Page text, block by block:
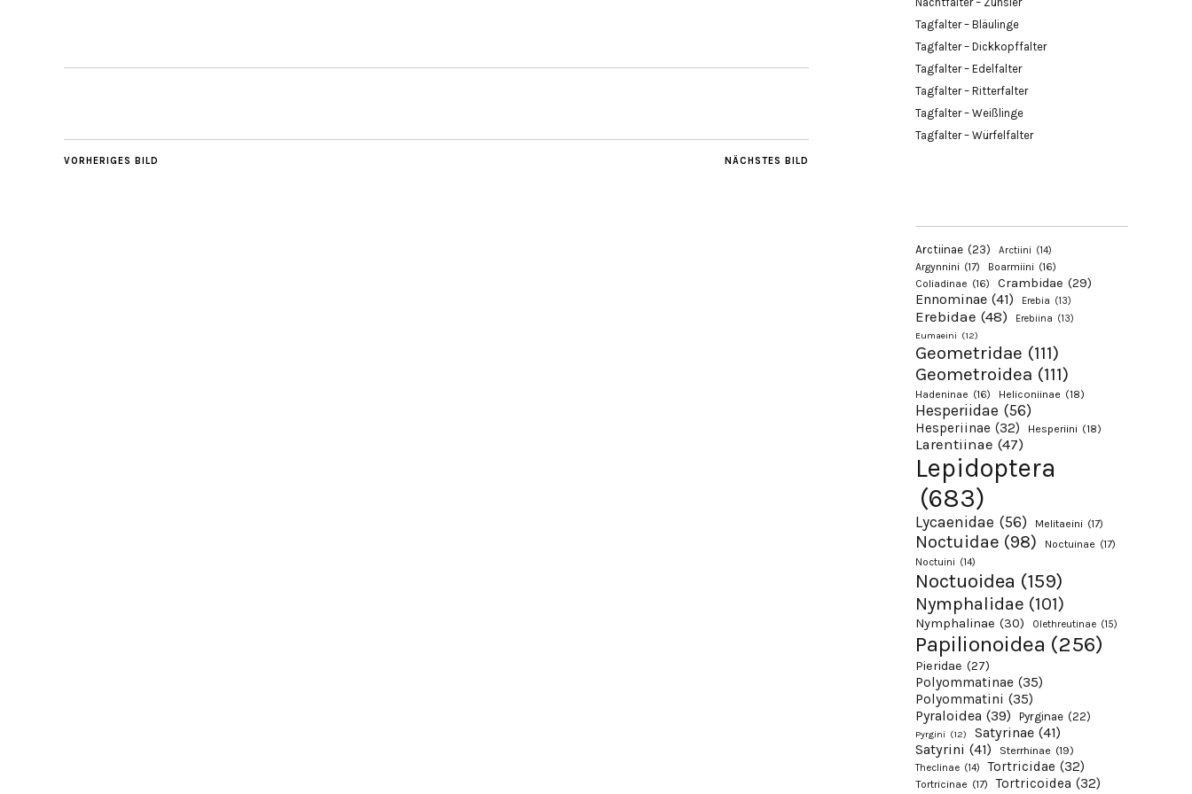
NÄCHSTES BILD
VORHERIGES BILD
Tagfalter – Bläulinge
Tagfalter – Dickkopffalter
Tagfalter – Edelfalter
Tagfalter – Ritterfalter
Tagfalter – Weißlinge
Tagfalter – Würfelfalter
Arctiinae (23) Arctiini (14)
Argynnini (17) Boarmiini (16)
Coliadinae (16) Crambidae (29)
Ennominae (41) Erebia (13)
Erebidae (48) Erebiina (13)
Eumaeini (12)
Geometridae (111)
Geometroidea (111)
Hadeninae (16) Heliconiinae (18)
Hesperiidae (56)
Hesperiinae (32) Hesperiini (18)
Larentiinae (47)
Lepidoptera
(683)
Lycaenidae (56) Melitaeini (17)
Noctuidae (98) Noctuinae (17)
Noctuini (14)
Noctuoidea (159)
Nymphalidae (101)
Nymphalinae (30) Olethreutinae (15)
Papilionoidea (256)
Pieridae (27)
Polyommatinae (35)
Polyommatini (35)
Pyraloidea (39) Pyrginae (22)
Pyrgini (12) Satyrinae (41)
Satyrini (41) Sterrhinae (19)
Theclinae (14) Tortricidae (32)
Tortricinae (17) Tortricoidea (32)